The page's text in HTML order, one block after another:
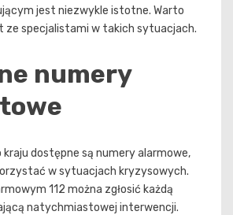
jest niezwykle istotne. Warto
ze specjalistami w takich sytuacjach.
numery
kraju dostępne są numery alarmowe,
w sytuacjach kryzysowych.
112 można zgłosić każdą
natychmiastowej interwencji.